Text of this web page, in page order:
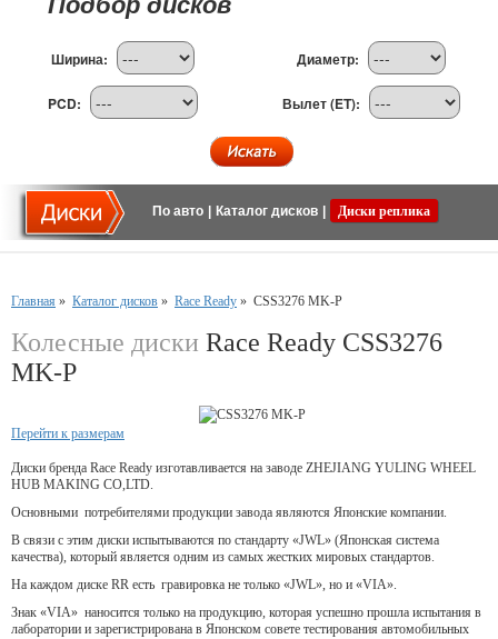
Ширина: Диаметр:
PCD: Вылет (ET):
По авто Каталог дисков Диски реплика
Главная » Каталог дисков » Race Ready » CSS3276 MK-P
Колесные диски Race Ready CSS3276
MK-P
Перейти к размерам
Диски бренда Race Ready изготавливается на заводе ZHEJIANG YULING WHEEL
HUB MAKING CO,LTD.
Основными потребителями продукции завода являются Японские компании.
В связи с этим диски испытываются по стандарту «JWL» (Японская система
качества), который является одним из самых жестких мировых стандартов.
На каждом диске RR есть гравировка не только «JWL», но и «VIA».
Знак «VIA» наносится только на продукцию, которая успешно прошла испытания в
лаборатории и зарегистрирована в Японском совете тестирования автомобильных